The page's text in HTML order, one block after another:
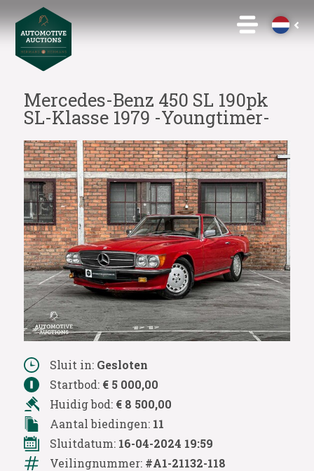
Mercedes-Benz 450 SL 190pk
SL-Klasse 1979 -Youngtimer-
Sluit in: Gesloten
Startbod: € 5 000,00
Huidig bod: € 8 500,00
Aantal biedingen: 11
Sluitdatum: 16-04-2024 19:59
Veilingnummer: #A1-21132-118